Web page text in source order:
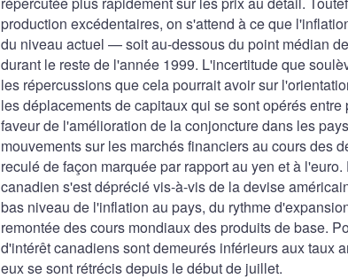
production excédentaires, on s'attend à ce que
du niveau actuel — soit au-dessous du point médian
durant le reste de l'année 1999. L'incertitude que
les répercussions que cela pourrait avoir sur
les déplacements de capitaux qui se sont opérés
faveur de l'amélioration de la conjoncture dans les
mouvements sur les marchés financiers au cours des
reculé de façon marquée par rapport au yen et à
canadien s'est déprécié vis-à-vis de la devise
bas niveau de l'inflation au pays, du rythme
remontée des cours mondiaux des produits de base.
d'intérêt canadiens sont demeurés inférieurs aux taux
eux se sont rétrécis depuis le début de juillet.